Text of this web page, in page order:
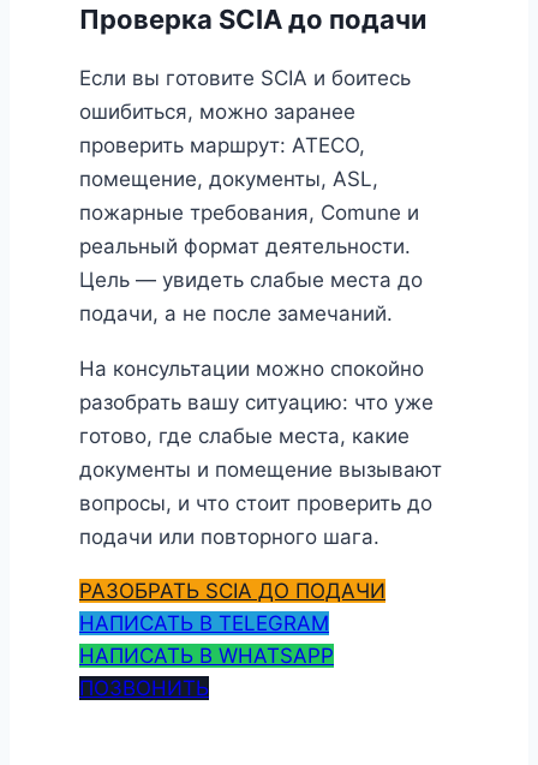
Проверка SCIA до подачи
Если вы готовите SCIA и боитесь
ошибиться, можно заранее
проверить маршрут: ATECO,
помещение, документы, ASL,
пожарные требования, Comune и
реальный формат деятельности.
Цель — увидеть слабые места до
подачи, а не после замечаний.
На консультации можно спокойно
разобрать вашу ситуацию: что уже
готово, где слабые места, какие
документы и помещение вызывают
вопросы, и что стоит проверить до
подачи или повторного шага.
РАЗОБРАТЬ SCIA ДО ПОДАЧИ
НАПИСАТЬ В TELEGRAM
НАПИСАТЬ В WHATSAPP
ПОЗВОНИТЬ